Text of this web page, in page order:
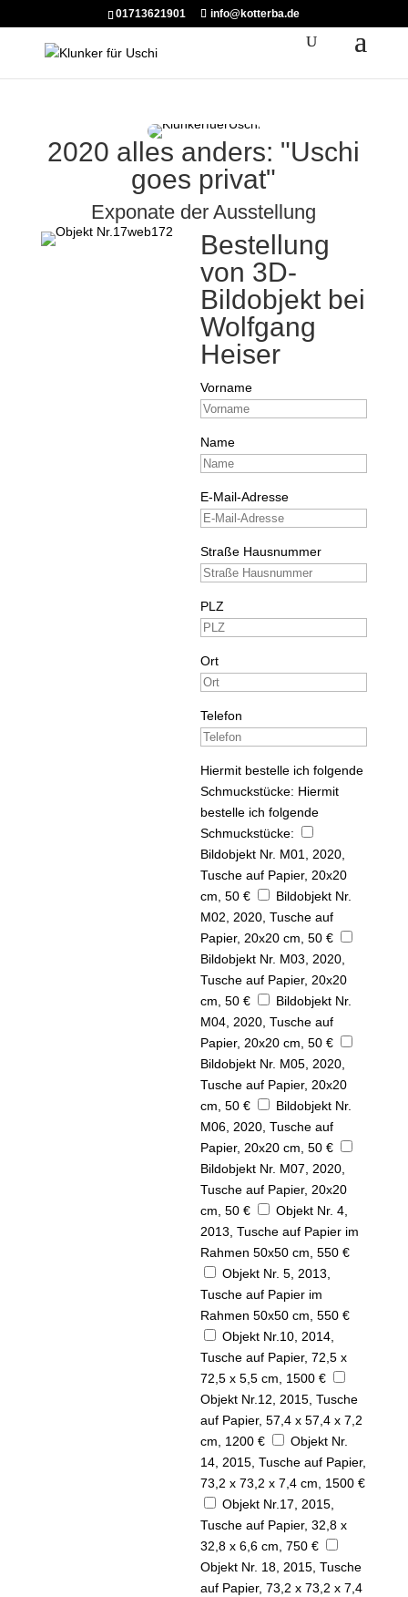
01713621901 info@kotterba.de
2020 alles anders: "Uschi
goes privat"
Exponate der Ausstellung
Bestellung
von 3D-
Bildobjekt bei
Wolfgang
Heiser
Vorname
Name
E-Mail-Adresse
Straße Hausnummer
PLZ
Ort
Telefon
Hiermit bestelle ich folgende
Schmuckstücke: Hiermit
bestelle ich folgende
Schmuckstücke:
Bildobjekt Nr. M01, 2020,
Tusche auf Papier, 20x20
cm, 50 €
Bildobjekt Nr.
M02, 2020, Tusche auf
Papier, 20x20 cm, 50 €
Bildobjekt Nr. M03, 2020,
Tusche auf Papier, 20x20
cm, 50 €
Bildobjekt Nr.
M04, 2020, Tusche auf
Papier, 20x20 cm, 50 €
Bildobjekt Nr. M05, 2020,
Tusche auf Papier, 20x20
cm, 50 €
Bildobjekt Nr.
M06, 2020, Tusche auf
Papier, 20x20 cm, 50 €
Bildobjekt Nr. M07, 2020,
Tusche auf Papier, 20x20
cm, 50 €
Objekt Nr. 4,
2013, Tusche auf Papier im
Rahmen 50x50 cm, 550 €
Objekt Nr. 5, 2013,
Tusche auf Papier im
Rahmen 50x50 cm, 550 €
Objekt Nr.10, 2014,
Tusche auf Papier, 72,5 x
72,5 x 5,5 cm, 1500 €
Objekt Nr.12, 2015, Tusche
auf Papier, 57,4 x 57,4 x 7,2
cm, 1200 €
Objekt Nr.
14, 2015, Tusche auf Papier,
73,2 x 73,2 x 7,4 cm, 1500 €
Objekt Nr.17, 2015,
Tusche auf Papier, 32,8 x
32,8 x 6,6 cm, 750 €
Objekt Nr. 18, 2015, Tusche
auf Papier, 73,2 x 73,2 x 7,4